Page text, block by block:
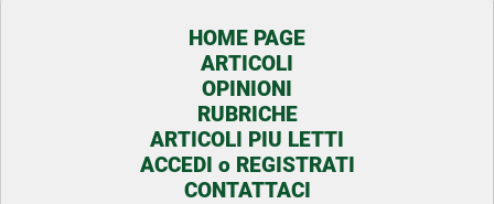
HOME PAGE
ARTICOLI
OPINIONI
RUBRICHE
ARTICOLI PIU LETTI
ACCEDI o REGISTRATI
CONTATTACI